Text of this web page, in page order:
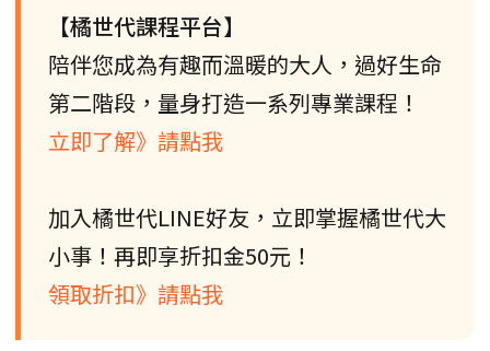
【橘世代課程平台】
陪伴您成為有趣而溫暖的大人，過好生命
第二階段，量身打造一系列專業課程！
立即了解》請點我
加入橘世代LINE好友，立即掌握橘世代大
小事！再即享折扣金50元！
領取折扣》請點我